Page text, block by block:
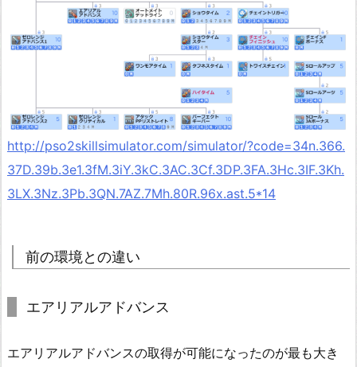
http://pso2skillsimulator.com/simulator/?code=34n.366.
37D.39b.3e1.3fM.3iY.3kC.3AC.3Cf.3DP.3FA.3Hc.3IF.3Kh.
3LX.3Nz.3Pb.3QN.7AZ.7Mh.80R.96x.ast.5*14
前の環境との違い
エアリアルアドバンス
エアリアルアドバンスの取得が可能になったのが最も大き